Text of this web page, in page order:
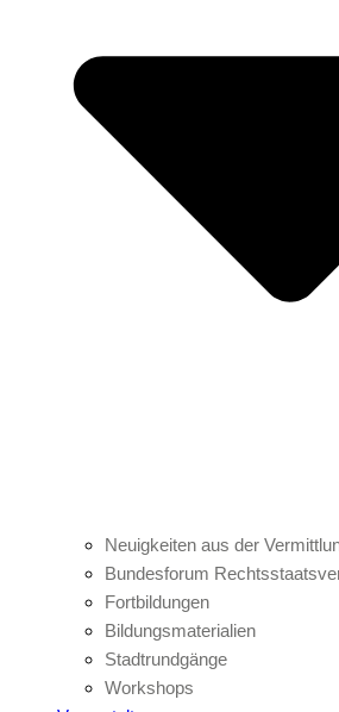
Neuigkeiten aus der
Bundesforum
Fortbildungen
Bildungsmaterialien
Stadtrundgänge
Workshops